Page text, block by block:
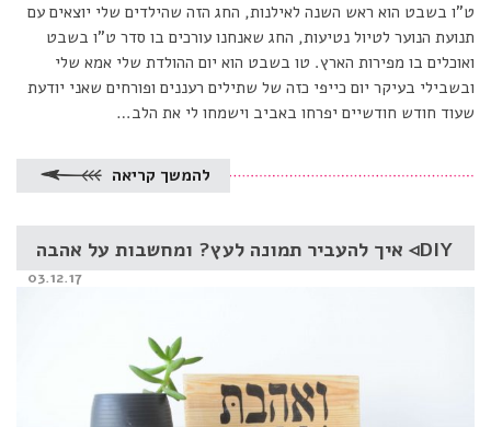
ט”ו בשבט הוא ראש השנה לאילנות, החג הזה שהילדים שלי יוצאים עם
תנועת הנוער לטיול נטיעות, החג שאנחנו עורכים בו סדר ט”ו בשבט
ואוכלים בו מפירות הארץ. טו בשבט הוא יום ההולדת שלי אמא שלי
ובשבילי בעיקר יום כייפי כזה של שתילים רעננים ופורחים שאני יודעת
שעוד חודש חודשיים יפרחו באביב וישמחו לי את הלב…
להמשך קריאה
DIY◃ איך להעביר תמונה לעץ? ומחשבות על אהבה
Posted
03.12.17